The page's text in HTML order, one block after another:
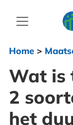
Home>
Wat is
2
het